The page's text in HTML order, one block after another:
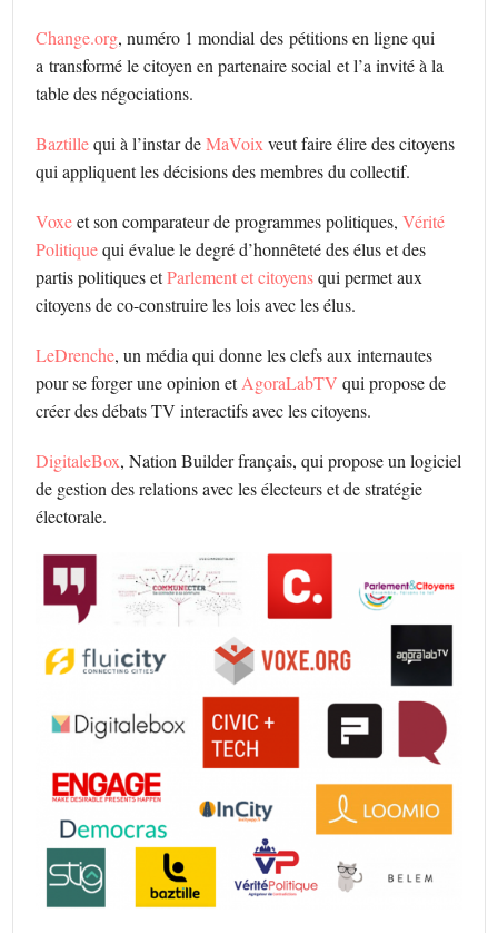
Change.org, numéro 1 mondial des pétitions en ligne qui
a transformé le citoyen en partenaire social et l’a invité à la
table des négociations.
Baztillequi à l’instar deMaVoix veut faire élire des citoyens
qui appliquent les décisions des membres du collectif.
Voxeet son comparateur de programmes politiques,Vérité
Politiquequi évalue le degré d’honnêteté des élus et des
partis politiques etParlement et citoyensqui permet aux
citoyens de co-construire les lois avec les élus.
LeDrenche, un média qui donne les clefs aux internautes
pour se forger une opinion etAgoraLabTV qui propose de
créer des débats TV interactifs avec les citoyens.
DigitaleBox, Nation Builder français, qui propose un logiciel
de gestion des relations avec les électeurs et de stratégie
électorale.